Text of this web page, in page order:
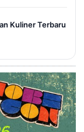
Kuliner Terbaru